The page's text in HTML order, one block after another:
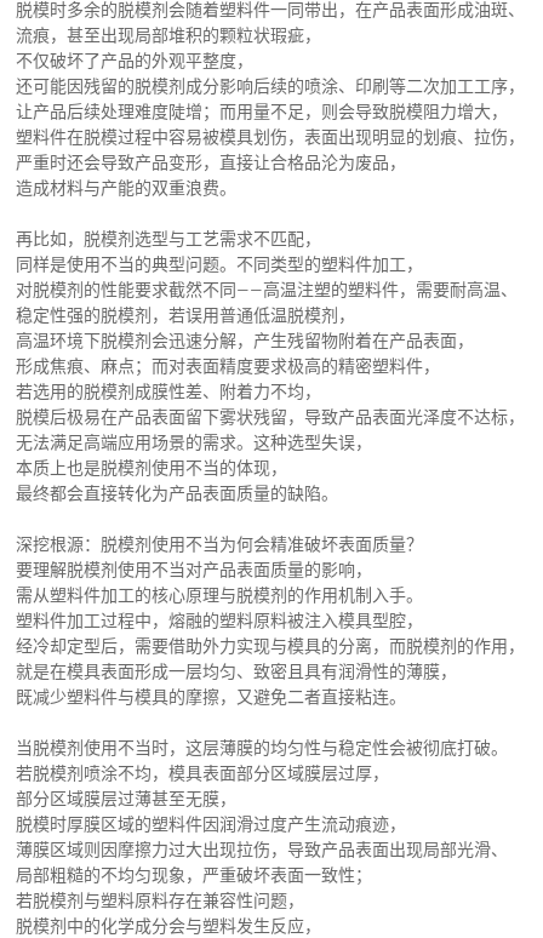
脱模时多余的脱模剂会随着塑料件一同带出，在产品表面形成油斑、
流痕，甚至出现局部堆积的颗粒状瑕疵，
不仅破坏了产品的外观平整度，
还可能因残留的脱模剂成分影响后续的喷涂、印刷等二次加工工序，
让产品后续处理难度陡增；而用量不足，则会导致脱模阻力增大，
塑料件在脱模过程中容易被模具划伤，表面出现明显的划痕、拉伤，
严重时还会导致产品变形，直接让合格品沦为废品，
造成材料与产能的双重浪费。
再比如，脱模剂选型与工艺需求不匹配，
同样是使用不当的典型问题。不同类型的塑料件加工，
对脱模剂的性能要求截然不同——高温注塑的塑料件，需要耐高温、
稳定性强的脱模剂，若误用普通低温脱模剂，
高温环境下脱模剂会迅速分解，产生残留物附着在产品表面，
形成焦痕、麻点；而对表面精度要求极高的精密塑料件，
若选用的脱模剂成膜性差、附着力不均，
脱模后极易在产品表面留下雾状残留，导致产品表面光泽度不达标，
无法满足高端应用场景的需求。这种选型失误，
本质上也是脱模剂使用不当的体现，
最终都会直接转化为产品表面质量的缺陷。
深挖根源：脱模剂使用不当为何会精准破坏表面质量？
要理解脱模剂使用不当对产品表面质量的影响，
需从塑料件加工的核心原理与脱模剂的作用机制入手。
塑料件加工过程中，熔融的塑料原料被注入模具型腔，
经冷却定型后，需要借助外力实现与模具的分离，而脱模剂的作用，
就是在模具表面形成一层均匀、致密且具有润滑性的薄膜，
既减少塑料件与模具的摩擦，又避免二者直接粘连。
当脱模剂使用不当时，这层薄膜的均匀性与稳定性会被彻底打破。
若脱模剂喷涂不均，模具表面部分区域膜层过厚，
部分区域膜层过薄甚至无膜，
脱模时厚膜区域的塑料件因润滑过度产生流动痕迹，
薄膜区域则因摩擦力过大出现拉伤，导致产品表面出现局部光滑、
局部粗糙的不均匀现象，严重破坏表面一致性；
若脱模剂与塑料原料存在兼容性问题，
脱模剂中的化学成分会与塑料发生反应，